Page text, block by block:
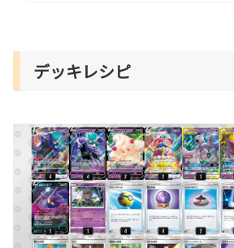
デッキレシピ